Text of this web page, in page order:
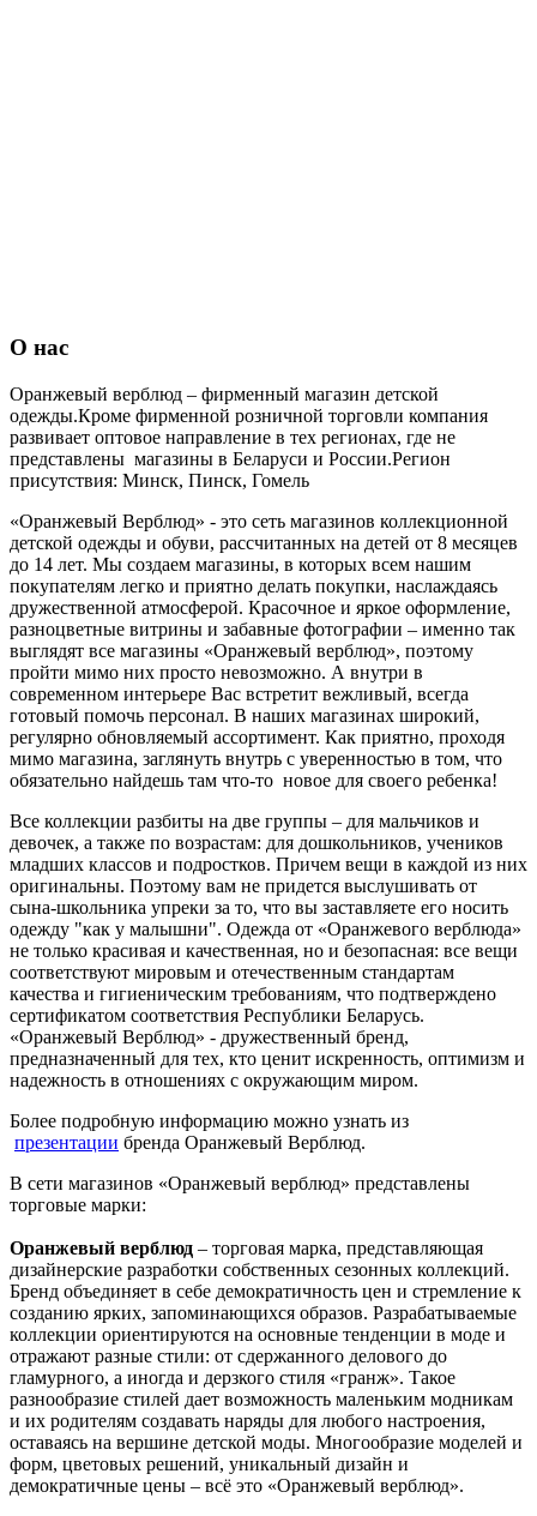
О нас
Оранжевый верблюд – фирменный магазин детской
одежды.Кроме фирменной розничной торговли компания
развивает оптовое направление в тех регионах, где не
представлены магазины в Беларуси и России.Регион
присутствия: Минск, Пинск, Гомель
«Оранжевый Верблюд» - это сеть магазинов коллекционной
детской одежды и обуви, рассчитанных на детей от 8 месяцев
до 14 лет. Мы создаем магазины, в которых всем нашим
покупателям легко и приятно делать покупки, наслаждаясь
дружественной атмосферой. Красочное и яркое оформление,
разноцветные витрины и забавные фотографии – именно так
выглядят все магазины «Оранжевый верблюд», поэтому
пройти мимо них просто невозможно. А внутри в
современном интерьере Вас встретит вежливый, всегда
готовый помочь персонал. В наших магазинах широкий,
регулярно обновляемый ассортимент. Как приятно, проходя
мимо магазина, заглянуть внутрь с уверенностью в том, что
обязательно найдешь там что-то новое для своего ребенка!
Все коллекции разбиты на две группы – для мальчиков и
девочек, а также по возрастам: для дошкольников, учеников
младших классов и подростков. Причем вещи в каждой из них
оригинальны. Поэтому вам не придется выслушивать от
сына-школьника упреки за то, что вы заставляете его носить
одежду "как у малышни". Одежда от «Оранжевого верблюда»
не только красивая и качественная, но и безопасная: все вещи
соответствуют мировым и отечественным стандартам
качества и гигиеническим требованиям, что подтверждено
сертификатом соответствия Республики Беларусь.
«Оранжевый Верблюд» - дружественный бренд,
предназначенный для тех, кто ценит искренность, оптимизм и
надежность в отношениях с окружающим миром.
Более подробную информацию можно узнать из
презентации бренда Оранжевый Верблюд.
В сети магазинов «Оранжевый верблюд» представлены
торговые марки:
Оранжевый верблюд – торговая марка, представляющая
дизайнерские разработки собственных сезонных коллекций.
Бренд объединяет в себе демократичность цен и стремление к
созданию ярких, запоминающихся образов. Разрабатываемые
коллекции ориентируются на основные тенденции в моде и
отражают разные стили: от сдержанного делового до
гламурного, а иногда и дерзкого стиля «гранж». Такое
разнообразие стилей дает возможность маленьким модникам
и их родителям создавать наряды для любого настроения,
оставаясь на вершине детской моды. Многообразие моделей и
форм, цветовых решений, уникальный дизайн и
демократичные цены – всё это «Оранжевый верблюд».